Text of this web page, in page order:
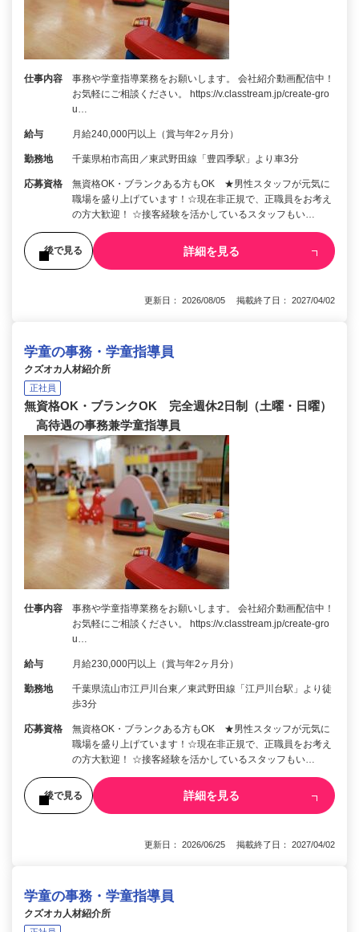
仕事内容
事務や学童指導業務をお願いします。 会社紹介動画配信中！
お気軽にご相談ください。 https://v.classtream.jp/create-gro
u…
給与 月給240,000円以上（賞与年2ヶ月分）
勤務地 千葉県柏市高田／東武野田線「豊四季駅」より車3分
応募資格
無資格OK・ブランクある方もOK ★男性スタッフが元気に
職場を盛り上げています！☆現在非正規で、正職員をお考え
の方大歓迎！ ☆接客経験を活かしているスタッフもい…
後で見る 詳細を見る
更新日： 2026/08/05 掲載終了日： 2027/04/02
学童の事務・学童指導員
クズオカ人材紹介所
正社員
無資格OK・ブランクOK 完全週休2日制（土曜・日曜）
高待遇の事務兼学童指導員
仕事内容
事務や学童指導業務をお願いします。 会社紹介動画配信中！
お気軽にご相談ください。 https://v.classtream.jp/create-gro
u…
給与 月給230,000円以上（賞与年2ヶ月分）
勤務地
千葉県流山市江戸川台東／東武野田線「江戸川台駅」より徒
歩3分
応募資格
無資格OK・ブランクある方もOK ★男性スタッフが元気に
職場を盛り上げています！☆現在非正規で、正職員をお考え
の方大歓迎！ ☆接客経験を活かしているスタッフもい…
後で見る 詳細を見る
更新日： 2026/06/25 掲載終了日： 2027/04/02
学童の事務・学童指導員
クズオカ人材紹介所